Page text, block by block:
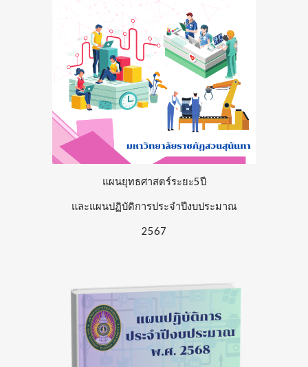
แผนยุทธศาสตร์ระยะ5ปี
และแผนปฏิบัติการประจำปีงบประมาณ
2567